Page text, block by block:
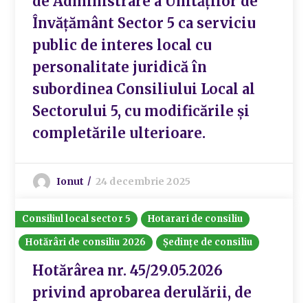
Învățământ Sector 5 ca serviciu
public de interes local cu
personalitate juridică în
subordinea Consiliului Local al
Sectorului 5, cu modificările și
completările ulterioare.
Ionut 24 decembrie 2025
Consiliul local sector 5
Hotarari de consiliu
Hotărâri de consiliu 2026
Ședințe de consiliu
Hotărârea nr. 45/29.05.2026
privind aprobarea derulării, de